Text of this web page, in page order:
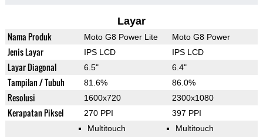
Layar
Nama Produk Moto G8 Power Lite Moto G8 Power
Jenis Layar IPS LCD IPS LCD
Layar Diagonal 6.5" 6.4"
Tampilan / Tubuh 81.6% 86.0%
Resolusi 1600x720 2300x1080
Kerapatan Piksel 270 PPI 397 PPI
Multitouch Multitouch